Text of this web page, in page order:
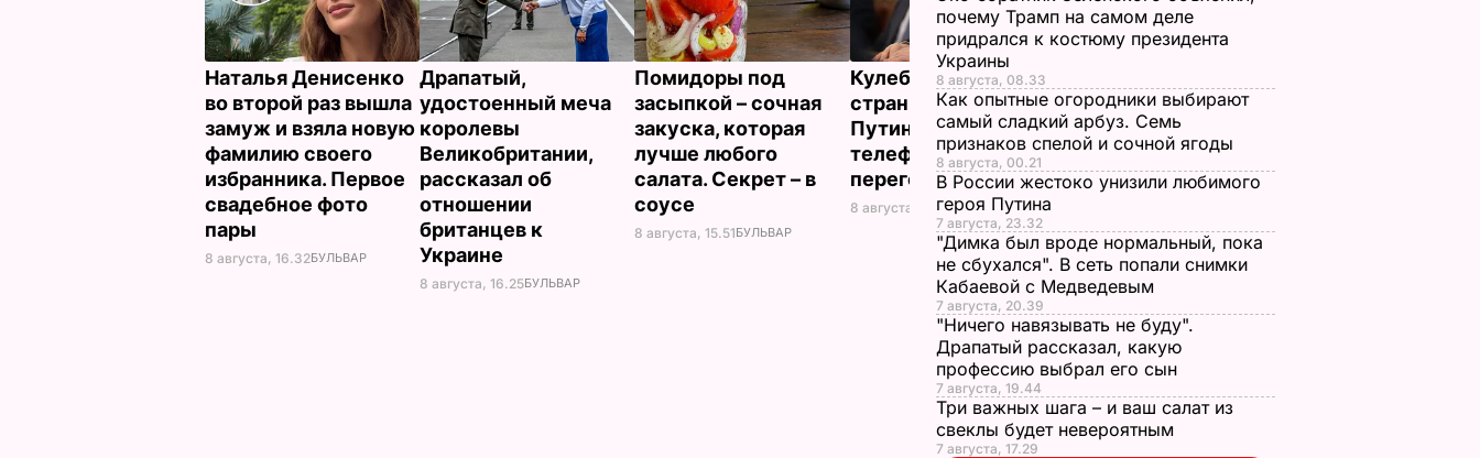
Наталья Денисенко
во второй раз вышла
замуж и взяла новую
фамилию своего
избранника. Первое
свадебное фото
пары
8 августа, 16.32БУЛЬВАР
Драпатый,
удостоенный меча
королевы
Великобритании,
рассказал об
отношении
британцев к
Украине
8 августа, 16.25БУЛЬВАР
Помидоры под
засыпкой – сочная
закуска, которая
лучше любого
салата. Секрет – в
соусе
8 августа, 15.51БУЛЬВАР
Кулеба рассказал о
странной манере
Путина вести
телефонные
переговоры
8 августа, 10.25МИР
Зеленского
объяснил, почему
Трамп на самом деле
придрался к
Украины
8 августа, 08.33 МИР
почему Трамп на самом деле
придрался к костюму президента
Украины
8 августа, 08.33
Как опытные огородники выбирают
самый сладкий арбуз. Семь
признаков спелой и сочной ягоды
8 августа, 00.21
В России жестоко унизили любимого
героя Путина
7 августа, 23.32
"Димка был вроде нормальный, пока
не сбухался". В сеть попали снимки
Кабаевой с Медведевым
7 августа, 20.39
"Ничего навязывать не буду".
Драпатый рассказал, какую
профессию выбрал его сын
7 августа, 19.44
Три важных шага – и ваш салат из
свеклы будет невероятным
7 августа, 17.29